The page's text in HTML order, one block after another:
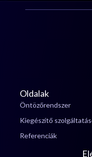
Oldalak
Öntözőrendszer
Kiegészítő
Referenciák